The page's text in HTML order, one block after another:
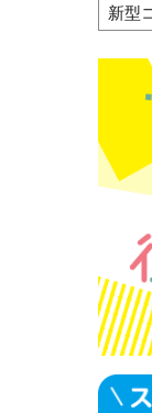
新型